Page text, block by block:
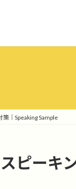
｜Speaking Sample
ピーキ